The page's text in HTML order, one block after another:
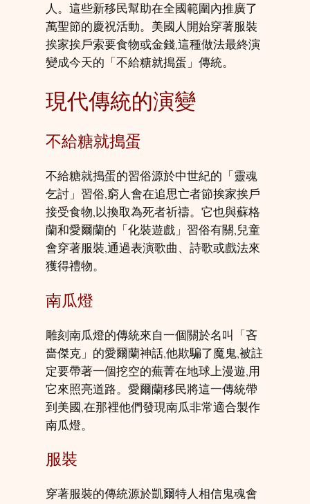
人。這些新移民幫助在全國範圍內推廣了
萬聖節的慶祝活動。美國人開始穿著服裝
挨家挨戶索要食物或金錢,這種做法最終演
變成今天的「不給糖就搗蛋」傳統。
現代傳統的演變
不給糖就搗蛋
不給糖就搗蛋的習俗源於中世紀的「靈魂
乞討」習俗,窮人會在追思亡者節挨家挨戶
接受食物,以換取為死者祈禱。它也與蘇格
蘭和愛爾蘭的「化裝遊戲」習俗有關,兒童
會穿著服裝,通過表演歌曲、詩歌或戲法來
獲得禮物。
南瓜燈
雕刻南瓜燈的傳統來自一個關於名叫「吝
嗇傑克」的愛爾蘭神話,他欺騙了魔鬼,被註
定要帶著一個挖空的蕪菁在地球上漫遊,用
它來照亮道路。愛爾蘭移民將這一傳統帶
到美國,在那裡他們發現南瓜非常適合製作
南瓜燈。
服裝
穿著服裝的傳統源於凱爾特人相信鬼魂會